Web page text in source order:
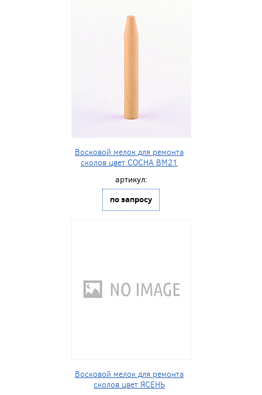
Восковой мелок для ремонта
сколов цвет СОСНА BM21
артикул:
по запросу
Восковой мелок для ремонта
сколов цвет ЯСЕНЬ